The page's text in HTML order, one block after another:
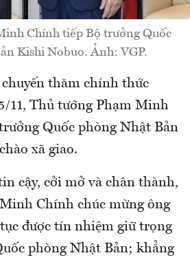
Chính tiếp Bộ trưởng Quốc
Kishi Nobuo. Ảnh: VGP.
thăm chính thức
11, Thủ tướng Phạm Minh
Quốc phòng Nhật Bản
xã giao.
cậy, cởi mở và chân thành,
Chính chúc mừng ông
được tín nhiệm giữ trọng
phòng Nhật Bản; khẳng